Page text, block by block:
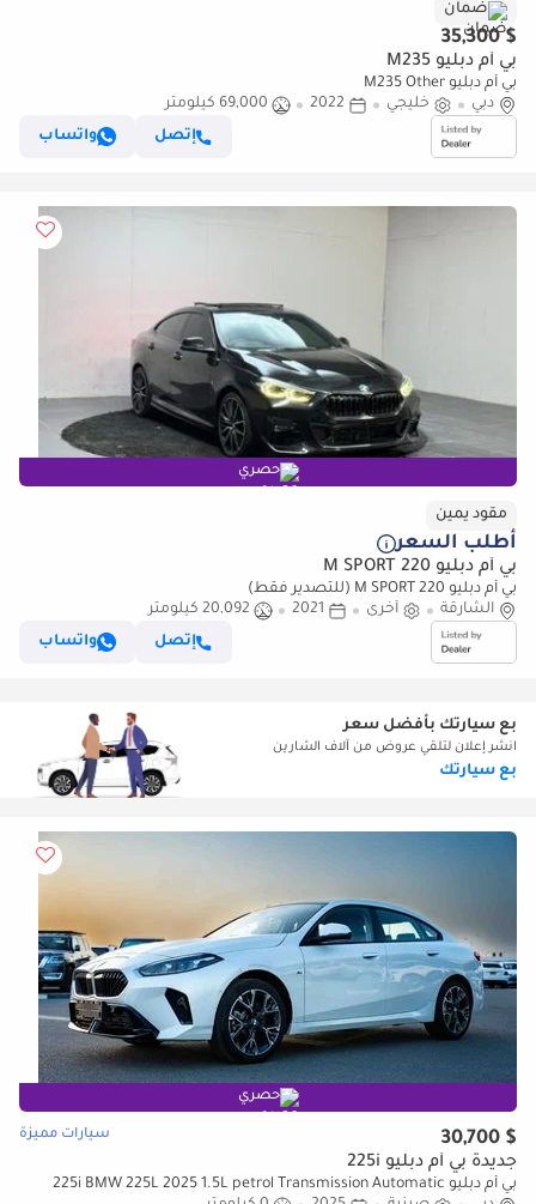
ضمان
$ 35,300
بي أم دبليو M235
بي أم دبليو M235 Other
دبي
خليجي 2022
69,000 كيلومتر
إتصل
واتساب
حصري
مقود يمين
أطلب السعر
بي أم دبليو 220 M SPORT
بي أم دبليو 220 M SPORT (للتصدير فقط)
الشارقة
أخرى 2021
20,092 كيلومتر
إتصل
واتساب
بع سيارتك بأفضل سعر
انشر إعلان لتلقي عروض من آلاف الشارين
بع سيارتك
حصري
$ 30,700 سيارات مميزة
جديدة بي أم دبليو 225i
بي أم دبليو 225i BMW 225L 2025 1.5L petrol Transmission Automatic